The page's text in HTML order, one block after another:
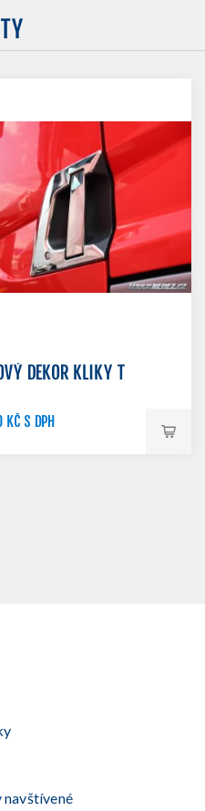
DEKOR KLIKY T
S DPH
navštívené